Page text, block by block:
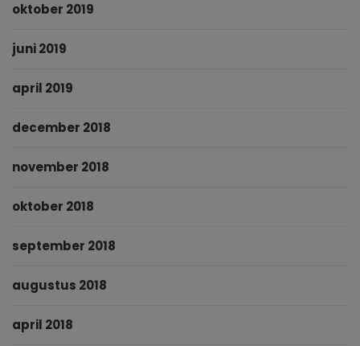
oktober 2019
juni 2019
april 2019
december 2018
november 2018
oktober 2018
september 2018
augustus 2018
april 2018